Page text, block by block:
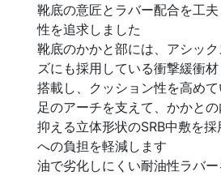
靴底の意匠とラバー配合を工
性を追求しました
靴底のかかと部には、アシッ
ズにも採用している衝撃緩衝
搭載し、クッション性を高め
足のアーチを支えて、かかと
抑える立体形状のSRB中敷を
への負担を軽減します
油で劣化しにくい耐油性ラバ